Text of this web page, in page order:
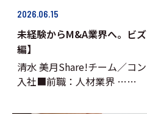
2026.06.15
未経験からM&A業界へ。ビ
編】
清水 美月Share!チーム／コ
入社■前職：人材業界 ……